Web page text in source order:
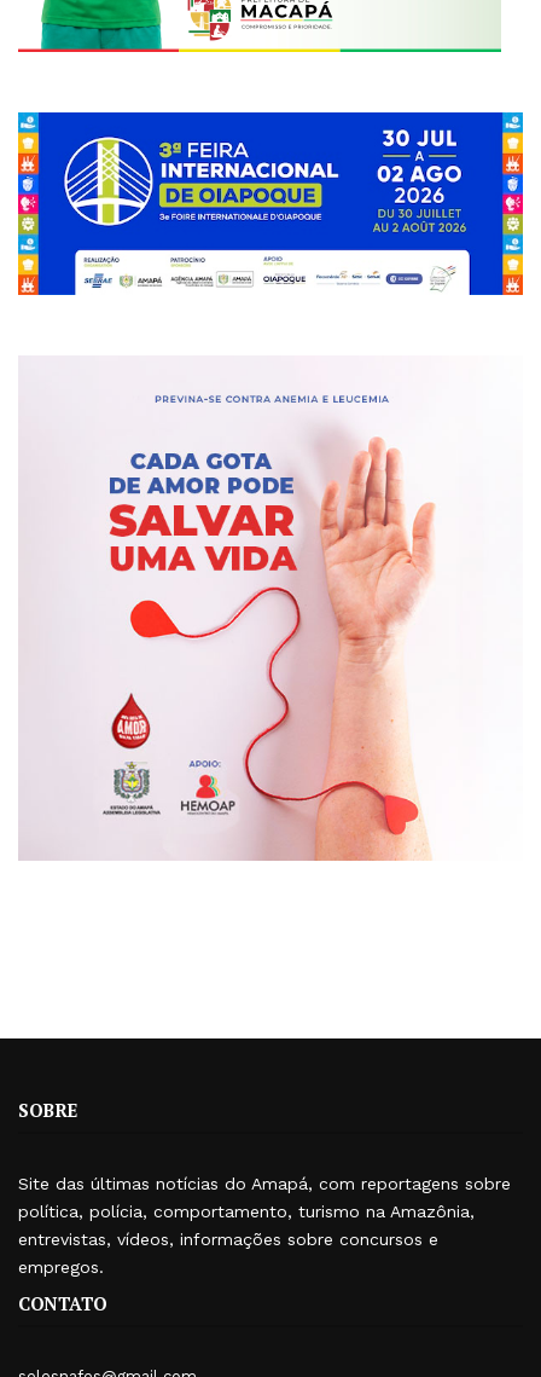
SOBRE
Site das últimas notícias do Amapá, com reportagens sobre
política, polícia, comportamento, turismo na Amazônia,
entrevistas, vídeos, informações sobre concursos e
empregos.
CONTATO